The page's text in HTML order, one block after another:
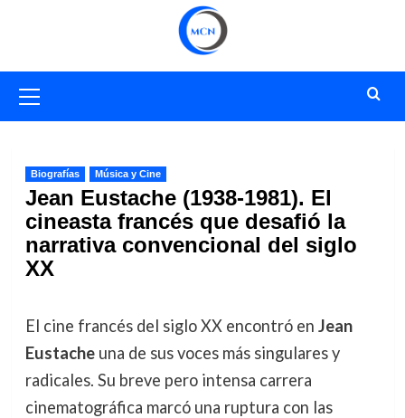
primario
Biografías Música y Cine
Jean Eustache (1938-1981). El
cineasta francés que desafió la
narrativa convencional del siglo
XX
El cine francés del siglo XX encontró en Jean
Eustacheuna de sus voces más singulares y
radicales. Su breve pero intensa carrera
cinematográfica marcó una ruptura con las